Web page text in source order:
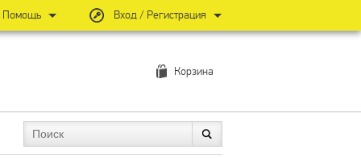
Корзина
Вход / Регистрация
Помощь